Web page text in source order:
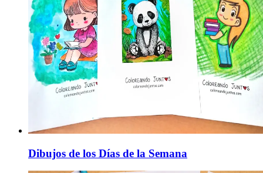
Dibujos de los Días de la Semana